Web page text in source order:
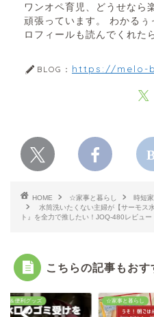
ワンオペ育児、どうせなら
頑張っています。 わかる
ロフィールも読んでくれた
BLOG： https://melo-
HOME ☆家事と暮らし
時短
水筒洗いたくない主婦が【サーモス
ト』を全力で推したい！JOQ-480レビュー
こちらの記事もおす
電＆便利グッズ ☆家事と暮らし